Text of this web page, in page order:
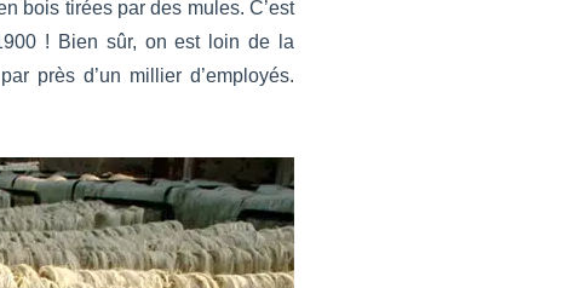
bois tirées par des mules. C’est
! Bien sûr, on est loin de la
près d’un millier d’employés.